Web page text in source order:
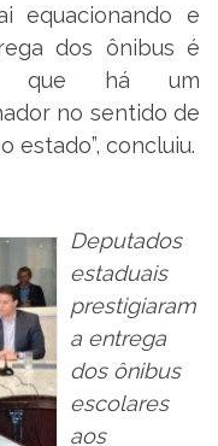
equacionando e
dos ônibus é
que há um
no sentido de
estado”, concluiu.
Deputados
estaduais
prestigiaram
a entrega
dos ônibus
escolares
aos